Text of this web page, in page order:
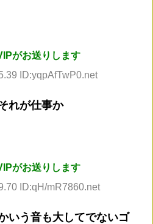
がお送りします
ID:yqpAfTwP0.net
れが仕事か
がお送りします
ID:qH/mR7860.net
いう音も大してでないゴ